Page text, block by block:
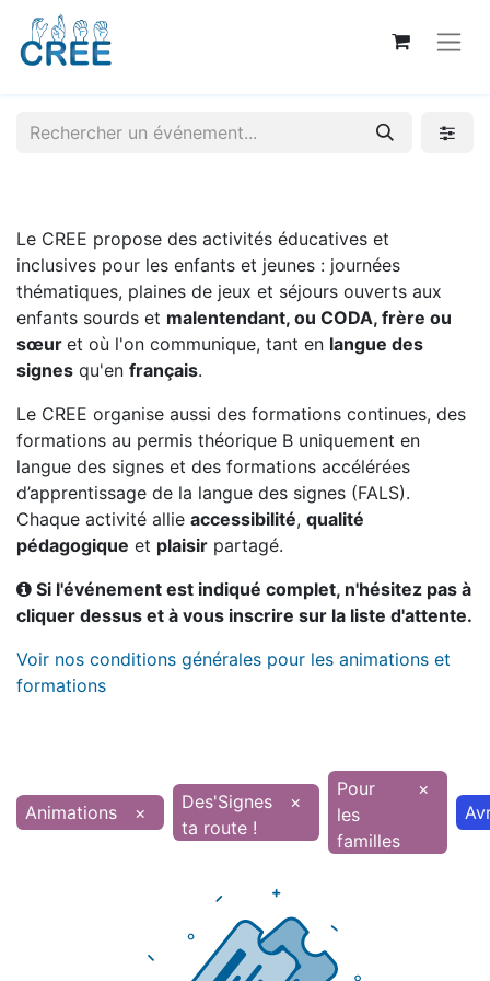
Le CREE propose des activités éducatives et
inclusives pour les enfants et jeunes : journées
thématiques, plaines de jeux et séjours ouverts aux
enfants sourds et malentendant, ou CODA, frère ou
sœur et où l'on communique, tant en langue des
signes qu'en français.
Le CREE organise aussi des formations continues, des
formations au permis théorique B uniquement en
langue des signes et des formations accélérées
d’apprentissage de la langue des signes (FALS).
Chaque activité allie accessibilité, qualité
pédagogique et plaisir partagé.
Si l'événement est indiqué complet, n'hésitez pas à
cliquer dessus et à vous inscrire sur la liste d'attente.
Voir nos conditions générales pour les animations et
formations
Animations ×
Des'Signes
ta route !
×
Pour
les
familles
×